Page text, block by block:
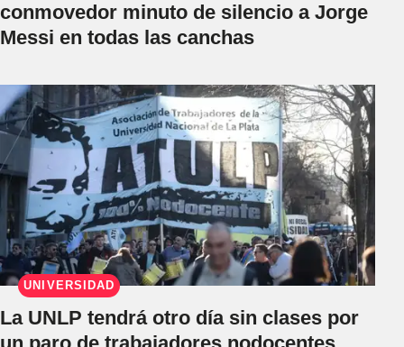
conmovedor minuto de silencio a Jorge
Messi en todas las canchas
UNIVERSIDAD
La UNLP tendrá otro día sin clases por